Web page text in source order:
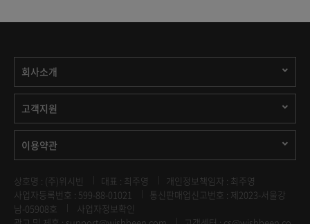
회사소개
고객지원
이용약관
상호명 : (주)위시빈 대표 : 최주영
개인정보책임자 : 최주영
사업자등록번호 : 599-88-01021
통신판매업신고번호 : 제2023-서울강
남-05908호
사업자정보확인